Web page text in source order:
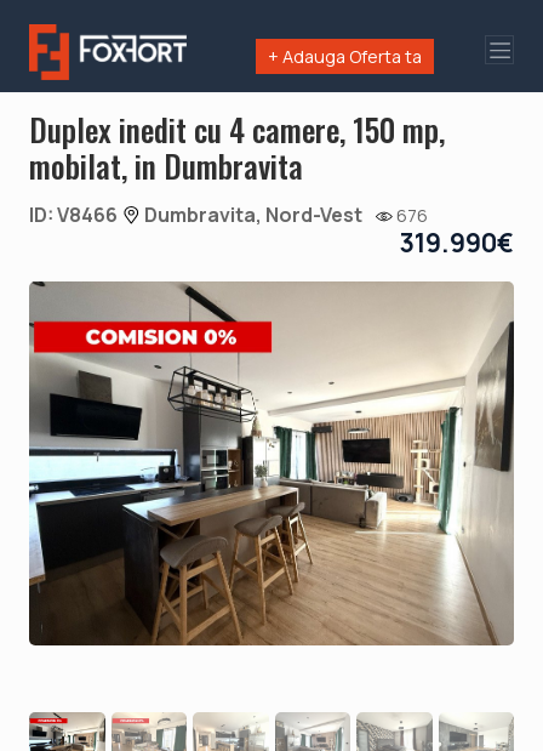
+ Adauga Oferta ta
Duplex inedit cu 4 camere, 150 mp,
mobilat, in Dumbravita
ID: V8466 Dumbravita, Nord-Vest 676
319.990€